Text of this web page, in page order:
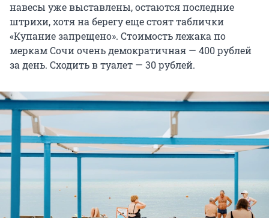
навесы уже выставлены, остаются последние
штрихи, хотя на берегу еще стоят таблички
«Купание запрещено». Стоимость лежака по
меркам Сочи очень демократичная — 400 рублей
за день. Сходить в туалет — 30 рублей.